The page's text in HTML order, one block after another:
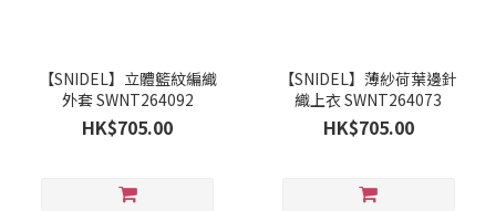
【SNIDEL】立體籃紋編織
外套 SWNT264092
HK$705.00
【SNIDEL】薄紗荷葉邊針
織上衣 SWNT264073
HK$705.00